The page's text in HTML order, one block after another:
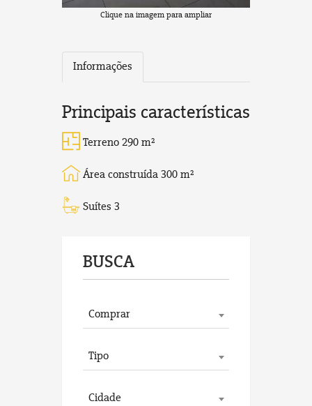
Clique na imagem para ampliar
Informações
Principais características
Terreno 290 m²
Área construída 300 m²
Suítes 3
BUSCA
Comprar
Tipo
Cidade